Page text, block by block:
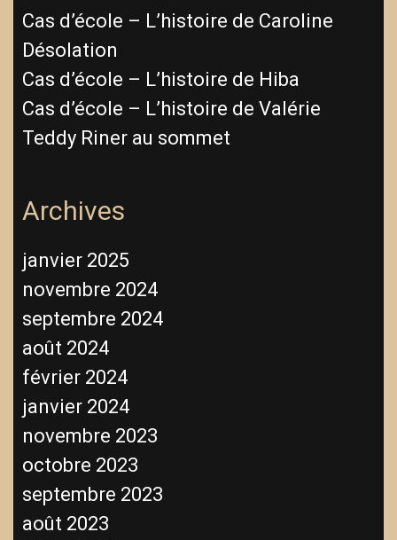
Cas d’école – L’histoire de Caroline
Désolation
Cas d’école – L’histoire de Hiba
Cas d’école – L’histoire de Valérie
Teddy Riner au sommet
Archives
janvier 2025
novembre 2024
septembre 2024
août 2024
février 2024
janvier 2024
novembre 2023
octobre 2023
septembre 2023
août 2023